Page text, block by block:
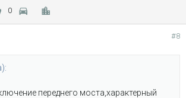
0
#8
переднего моста,характерный